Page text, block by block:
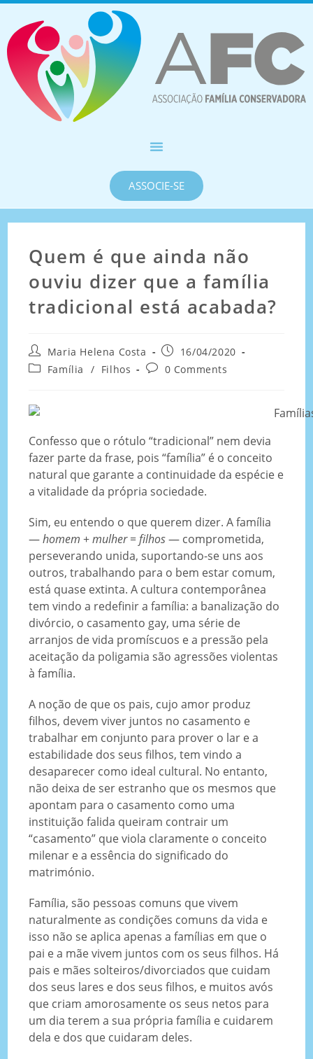
ASSOCIE-SE
Quem é que ainda não
ouviu dizer que a família
tradicional está acabada?
Maria Helena Costa
16/04/2020
Família
/ Filhos 0 Comments
Confesso que o rótulo “tradicional” nem devia
fazer parte da frase, pois “família” é o conceito
natural que garante a continuidade da espécie e
a vitalidade da própria sociedade.
Sim, eu entendo o que querem dizer. A família
—homem +mulher=filhos— comprometida,
perseverando unida, suportando-se uns aos
outros, trabalhando para o bem estar comum,
está quase extinta. A cultura contemporânea
tem vindo a redefinir a família: a banalização do
divórcio, o casamento gay, uma série de
arranjos de vida promíscuos e a pressão pela
aceitação da poligamia são agressões violentas
à família.
A noção de que os pais, cujo amor produz
filhos, devem viver juntos no casamento e
trabalhar em conjunto para prover o lar e a
estabilidade dos seus filhos, tem vindo a
desaparecer como ideal cultural. No entanto,
não deixa de ser estranho que os mesmos que
apontam para o casamento como uma
instituição falida queiram contrair um
“casamento” que viola claramente o conceito
milenar e a essência do significado do
matrimónio.
Família, são pessoas comuns que vivem
naturalmente as condições comuns da vida e
isso não se aplica apenas a famílias em que o
pai e a mãe vivem juntos com os seus filhos. Há
pais e mães solteiros/divorciados que cuidam
dos seus lares e dos seus filhos, e muitos avós
que criam amorosamente os seus netos para
um dia terem a sua própria família e cuidarem
dela e dos que cuidaram deles.